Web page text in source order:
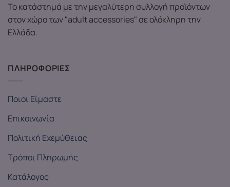
Το κατάστημά με την μεγαλύτερη συλλογή προϊόντων
στον χώρο των "adult accessories" σε ολόκληρη την
Ελλάδα.
ΠΛΗΡΟΦΟΡΙΕΣ
Ποιοι Είμαστε
Επικοινωνία
Πολιτική Εχεμύθειας
Τρόποι Πληρωμής
Κατάλογος